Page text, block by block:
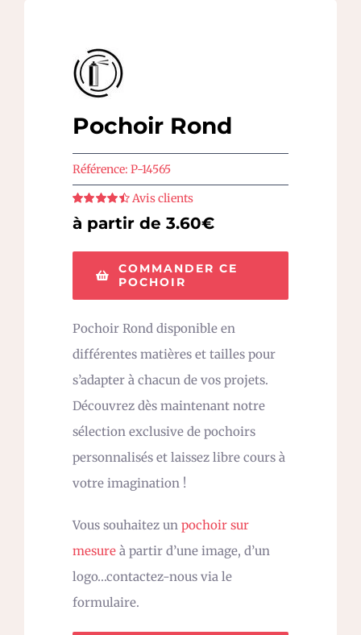
Pochoir Rond
Référence: P-14565
Note
sur
5
Avis clients
à partir de 3.60€
COMMANDER CE
POCHOIR
Pochoir Rond disponible en
différentes matières et tailles pour
s’adapter à chacun de vos projets.
Découvrez dès maintenant notre
sélection exclusive de pochoirs
personnalisés et laissez libre cours à
votre imagination !
Vous souhaitez un pochoir sur
mesure à partir d’une image, d’un
logo…contactez-nous via le
formulaire.